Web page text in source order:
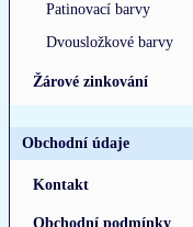
Patinovací barvy
Dvousložkové barvy
Žárové zinkování
Obchodní údaje
Kontakt
Obchodní podmínky